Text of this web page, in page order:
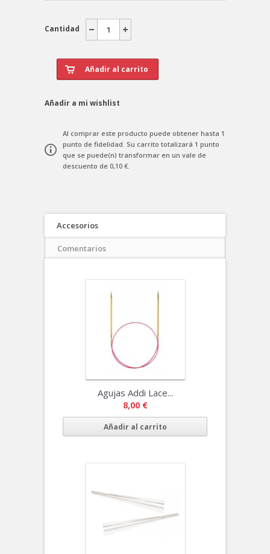
Cantidad
Añadir a mi wishlist
Al comprar este producto puede obtener hasta 1
punto de fidelidad. Su carrito totalizará 1 punto
que se puede(n) transformar en un vale de
descuento de 0,10 €.
Accesorios
Comentarios
Agujas Addi Lace...
8,00 €
Añadir al carrito